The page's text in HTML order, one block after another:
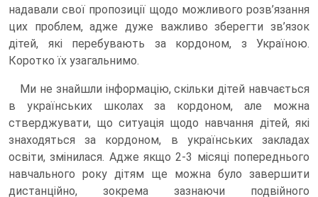
надавали свої пропозиції щодо можливого розв’язання
цих проблем, адже дуже важливо зберегти зв’язок
дітей, які перебувають за кордоном, з Україною.
Коротко їх узагальнимо.
Ми не знайшли інформацію, скільки дітей навчається
в українських школах за кордоном, але можна
стверджувати, що ситуація щодо навчання дітей, які
знаходяться за кордоном, в українських закладах
освіти, змінилася. Адже якщо 2-3 місяці попереднього
навчального року дітям ще можна було завершити
дистанційно, зокрема зазнаючи подвійного